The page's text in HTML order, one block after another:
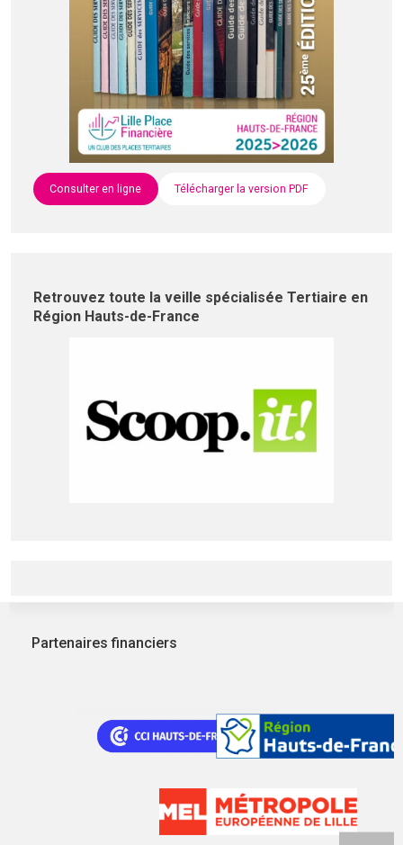
Consulter en ligne Télécharger la version PDF
Retrouvez toute la veille spécialisée Tertiaire en
Région Hauts-de-France
Partenaires financiers